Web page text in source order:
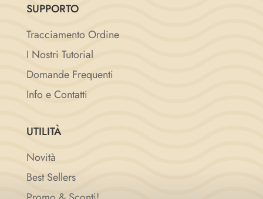
SUPPORTO
Tracciamento Ordine
I Nostri Tutorial
Domande Frequenti
Info e Contatti
UTILITÀ
Novità
Best Sellers